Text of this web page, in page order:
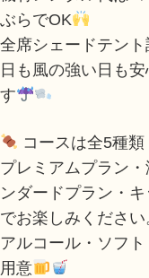
ぶらでOK
全席シェードテン
日も風の強い日も
す
コースは全5種類
プレミアムプラン
ンダードプラン・
でお楽しみください
アルコール・ソフ
用意